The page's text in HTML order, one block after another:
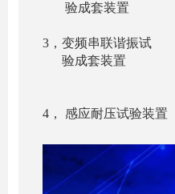
验成套装置 YD
3，变频串联谐振
验成套装置
4， 感应耐压试验装